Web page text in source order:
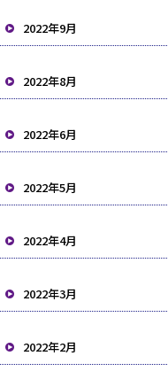
2022年9月
2022年8月
2022年6月
2022年5月
2022年4月
2022年3月
2022年2月